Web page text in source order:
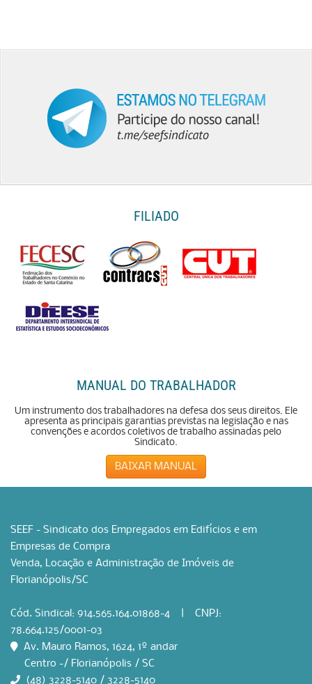
FILIADO
MANUAL DO TRABALHADOR
Um instrumento dos trabalhadores na defesa dos seus direitos. Ele
apresenta as principais garantias previstas na legislação e nas
convenções e acordos coletivos de trabalho assinadas pelo
Sindicato.
BAIXAR MANUAL
SEEF - Sindicato dos Empregados em Edifícios e em
Empresas de Compra
Venda, Locação e Administração de Imóveis de
Florianópolis/SC
Cód. Sindical: 914.565.164.01868-4 | CNPJ:
78.664.125/0001-03
Av. Mauro Ramos, 1624, 1º andar
Centro -/ Florianópolis / SC
(48) 3228-5140 / 3228-5140